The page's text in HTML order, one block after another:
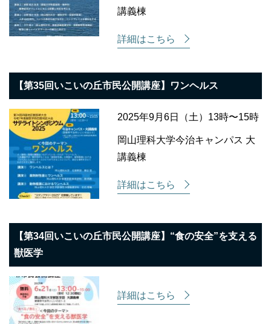
講義棟
詳細はこちら
【第35回いこいの丘市民公開講座】ワンヘルス
2025年9月6日（土）13時〜15時
岡山理科大学今治キャンパス 大
講義棟
詳細はこちら
【第34回いこいの丘市民公開講座】“食の安全”を支える
獣医学
詳細はこちら